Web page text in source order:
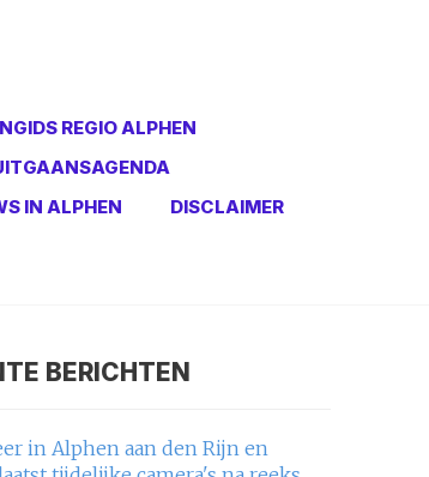
REGIO ALPHEN
IN ALPHEN
DISCLAIMER
BERICHTEN
in Alphen aan den Rijn en